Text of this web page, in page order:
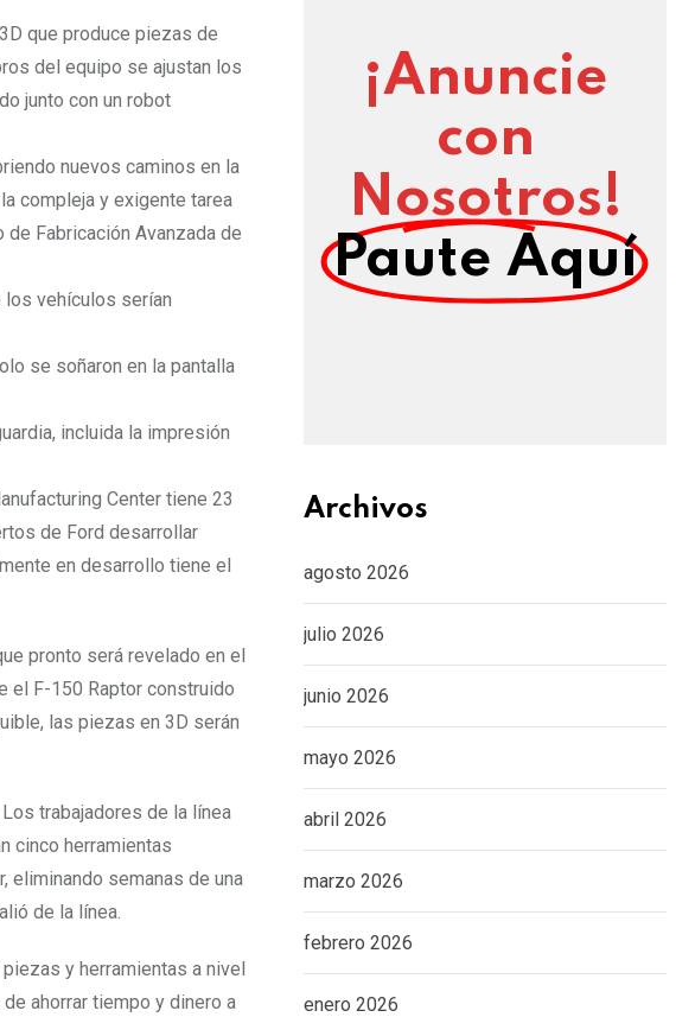
que produce piezas de
del equipo se ajustan los
junto con un robot
nuevos caminos en la
compleja y exigente tarea
Fabricación Avanzada de
los vehículos serían
se soñaron en la pantalla
incluida la impresión
Center tiene 23
de Ford desarrollar
en desarrollo tiene el
pronto será revelado en el
el F-150 Raptor construido
las piezas en 3D serán
trabajadores de la línea
cinco herramientas
eliminando semanas de una
de la línea.
y herramientas a nivel
ahorrar tiempo y dinero a
¡Anuncie
con
Nosotros!
Paute Aquí
Archivos
agosto 2026
julio 2026
junio 2026
mayo 2026
abril 2026
marzo 2026
febrero 2026
enero 2026